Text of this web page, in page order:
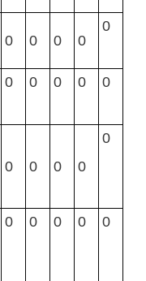
0 0 0 0
0
0 0 0 0 0
0 0 0 0
0
0 0 0 0 0